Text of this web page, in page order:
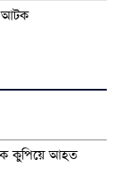
আটক
কুপিয়ে আহত